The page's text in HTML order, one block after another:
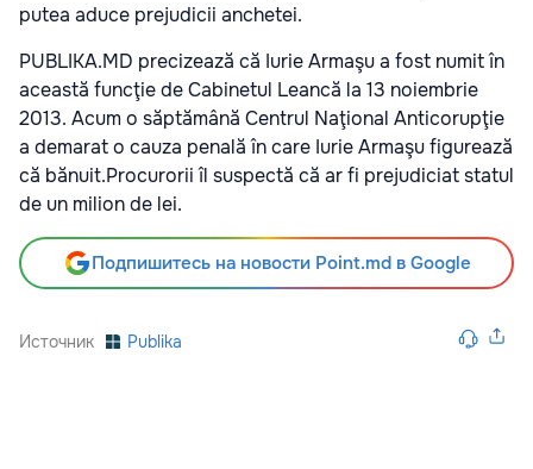
putea aduce prejudicii anchetei.
PUBLIKA.MD precizează că Iurie Armaşu a fost numit în
această funcţie de Cabinetul Leancă la 13 noiembrie
2013. Acum o săptămână Centrul Naţional Anticorupţie
a demarat o cauza penală în care Iurie Armaşu figurează
că bănuit.Procurorii îl suspectă că ar fi prejudiciat statul
de un milion de lei.
Подпишитесь на новости Point.md в Google
Источник Publika